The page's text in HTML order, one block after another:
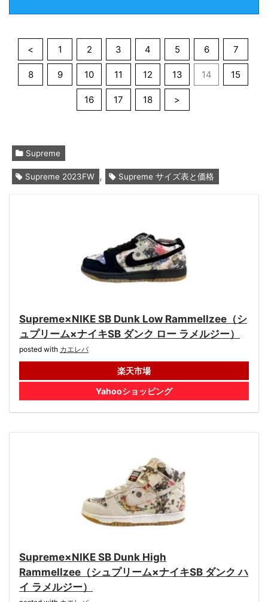
< 1 2 3 4 5 6 7
8 9 10 11 12 13 14 15
16 17 18 >
Supreme
Supreme 2023FW , Supreme サイズ表と価格
Supreme×NIKE SB Dunk Low Rammellzee（シ
ュプリーム×ナイキSB ダンク ロー ラメルジー）
posted with カエレバ
楽天市場
Yahooショッピング
Supreme×NIKE SB Dunk High
Rammellzee（シュプリーム×ナイキSB ダンク ハ
イ ラメルジー）